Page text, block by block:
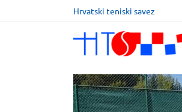
Hrvatski teniski savez